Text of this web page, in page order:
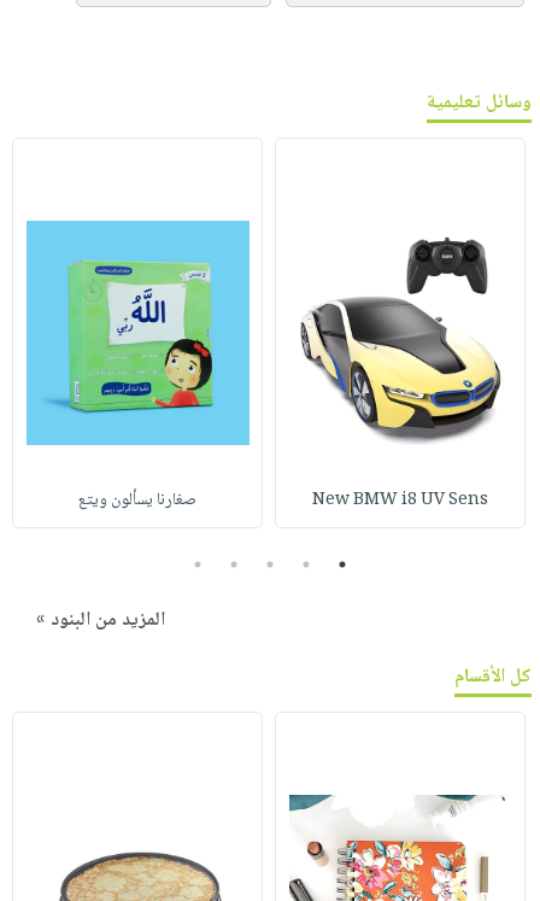
وسائل تعليمية
New BMW i8 UV Sens صغارنا يسألون ويتع
1
2
3
4
5
المزيد من البنود »
كل الأقسام